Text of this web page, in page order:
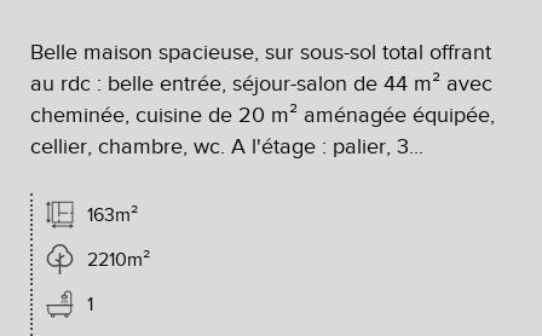
Belle maison spacieuse, sur sous-sol total offrant
au rdc : belle entrée, séjour-salon de 44 m² avec
cheminée, cuisine de 20 m² aménagée équipée,
cellier, chambre, wc. A l'étage : palier, 3...
163m²
2210m²
1